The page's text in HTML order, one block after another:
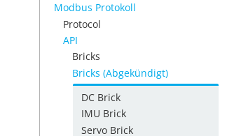
Modbus Protokoll
Protocol
API
Bricks
Bricks (Abgekündigt)
DC Brick
IMU Brick
Servo Brick